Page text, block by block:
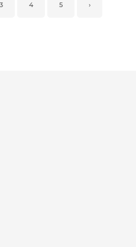
3 4 5 ›